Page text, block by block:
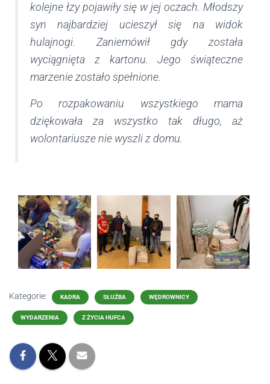
kolejne łzy pojawiły się w jej oczach. Młodszy
syn najbardziej ucieszył się na widok
hulajnogi. Zaniemówił gdy została
wyciągnięta z kartonu. Jego świąteczne
marzenie zostało spełnione.
Po rozpakowaniu wszystkiego mama
dziękowała za wszystko tak długo, aż
wolontariusze nie wyszli z domu.
Kategorie: KADRA SŁUŻBA WĘDROWNICY
WYDARZENIA Z ŻYCIA HUFCA